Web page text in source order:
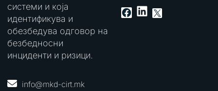
системи и која
идентификува и
обезбедува одговор на
безбедносни
инциденти и ризици.
info@mkd-cirt.mk
Facebook
LinkedIn
X